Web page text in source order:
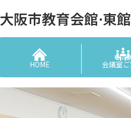
大阪市教育会館⋅東館
HOME 会議室